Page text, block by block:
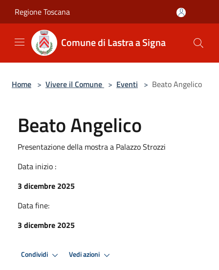
Regione Toscana
Comune di Lastra a Signa
Home > Vivere il Comune > Eventi > Beato Angelico
Beato Angelico
Presentazione della mostra a Palazzo Strozzi
Data inizio :
3 dicembre 2025
Data fine:
3 dicembre 2025
Condividi Vedi azioni